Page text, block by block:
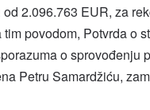
2.096.763 EUR, za
povodom, Potvrda o
o sprovođenju
Petru Samardžiću,